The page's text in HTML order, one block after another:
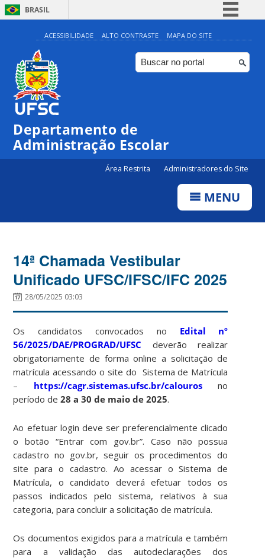
BRASIL
Simplifique!
Comunica BR
Participe
ACESSIBILIDADE ALTO CONTRASTE MAPA DO SITE
Departamento de
Administração Escolar
Área Restrita Administradores do Site
MENU
14ª Chamada Vestibular
Unificado UFSC/IFSC/IFC 2025
28/05/2025 03:03
Os candidatos convocados no Edital nº
56/2025/DAE/PROGRAD/UFSC deverão realizar
obrigatoriamente de forma online a solicitação de
matrícula acessando o site do Sistema de Matrícula
– https://cagr.sistemas.ufsc.br/calourosno
período de28 a 30 de maio de 2025.
Ao efetuar login deve ser preferencialmente clicado
o botão “Entrar com gov.br”. Caso não possua
cadastro no gov.br, seguir os procedimentos do
site para o cadastro. Ao acessar o Sistema de
Matrícula, o candidato deverá efetuar todos os
passos indicados pelo sistema, relativos à sua
categoria, para concluir a solicitação de matrícula.
Os documentos exigidos para a matrícula e também
para a validação das autodeclarações dos